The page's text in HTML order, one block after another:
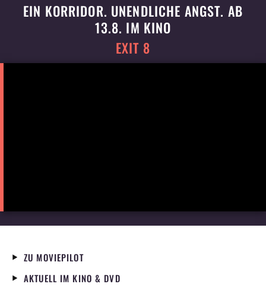
EIN KORRIDOR. UNENDLICHE ANGST. AB
13.8. IM KINO
EXIT 8
ZU MOVIEPILOT
AKTUELL IM KINO & DVD